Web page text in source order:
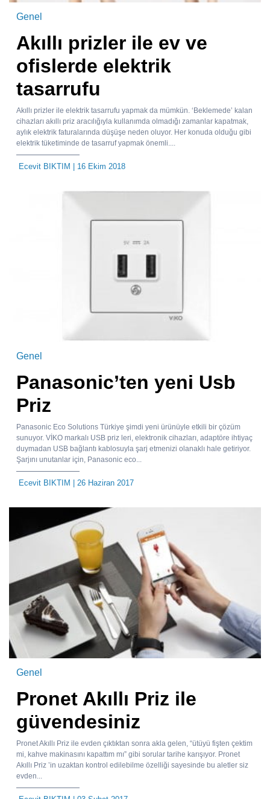
Genel
Akıllı prizler ile ev ve
ofislerde elektrik
tasarrufu
Akıllı prizler ile elektrik tasarrufu yapmak da mümkün. ‘Beklemede’ kalan
cihazları akıllı priz aracılığıyla kullanımda olmadığı zamanlar kapatmak,
aylık elektrik faturalarında düşüşe neden oluyor. Her konuda olduğu gibi
elektrik tüketiminde de tasarruf yapmak önemli....
Ecevit BIKTIM | 16 Ekim 2018
Genel
Panasonic’ten yeni Usb
Priz
Panasonic Eco Solutions Türkiye şimdi yeni ürünüyle etkili bir çözüm
sunuyor. VİKO markalı USB priz leri, elektronik cihazları, adaptöre ihtiyaç
duymadan USB bağlantı kablosuyla şarj etmenizi olanaklı hale getiriyor.
Şarjını unutanlar için, Panasonic eco...
Ecevit BIKTIM | 26 Haziran 2017
Genel
Pronet Akıllı Priz ile
güvendesiniz
Pronet Akıllı Priz ile evden çıktıktan sonra akla gelen, “ütüyü fişten çektim
mi, kahve makinasını kapattım mı” gibi sorular tarihe karışıyor. Pronet
Akıllı Priz ’in uzaktan kontrol edilebilme özelliği sayesinde bu aletler siz
evden...